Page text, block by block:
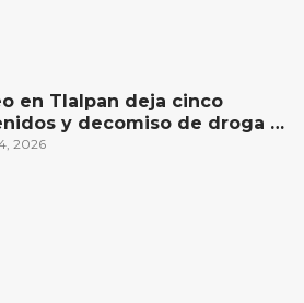
en Tlalpan deja cinco
y decomiso de droga y
2026